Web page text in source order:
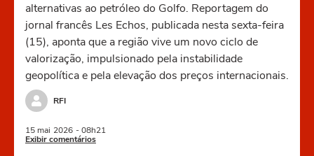
alternativas ao petróleo do Golfo. Reportagem do
jornal francês Les Echos, publicada nesta sexta-feira
(15), aponta que a região vive um novo ciclo de
valorização, impulsionado pela instabilidade
geopolítica e pela elevação dos preços internacionais.
RFI
15 mai 2026 - 08h21
Exibir comentários